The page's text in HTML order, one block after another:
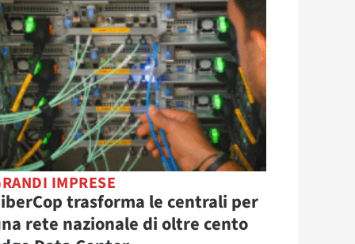
IMPRESE
trasforma le centrali per
rete nazionale di oltre cento